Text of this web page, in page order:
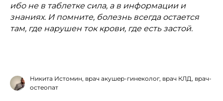
ибо не в таблетке сила, а в информации и
знаниях. И помните, болезнь всегда остается
там, где нарушен ток крови, где есть застой.
Никита Истомин, врач акушер-гинеколог, врач КЛД, врач-
остеопат